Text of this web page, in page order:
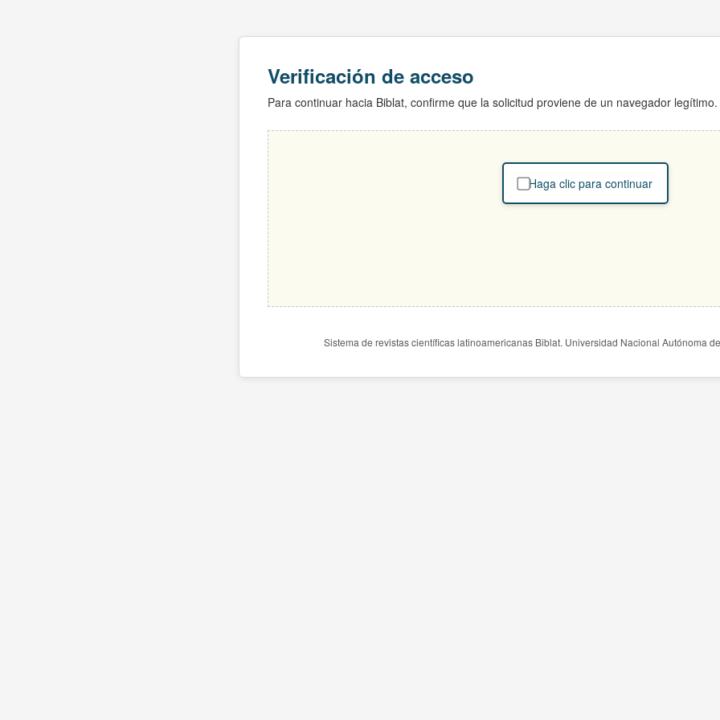
Verificación de acceso
Para continuar hacia Biblat, confirme que la solicitud proviene de un navegador legítimo.
Haga clic para continuar
Sistema de revistas científicas latinoamericanas Biblat. Universidad Nacional Autónoma